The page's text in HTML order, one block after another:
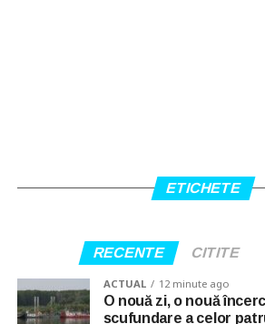
ETICHETE
RECENTE CITITE
ACTUAL 12 minute ago
O nouă zi, o nouă
scufundare a celor